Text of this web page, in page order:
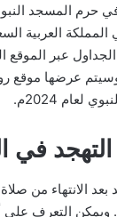
حرم المسجد
المملكة العربية
الجداول عبر
عرضها موقع
2024م.
في
بعد الانتهاء من
ويمكن التعرف